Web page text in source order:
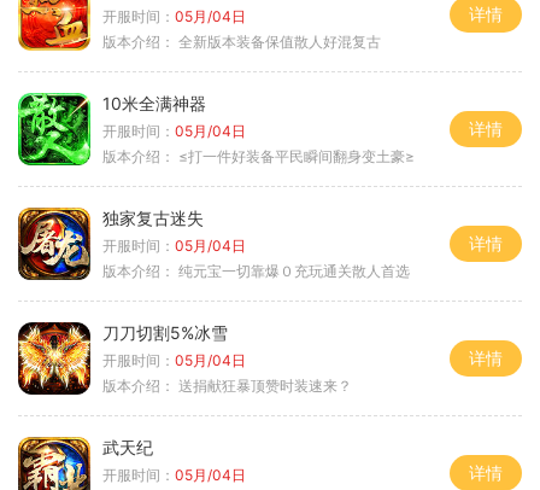
开服时间： 05月/04日
版本介绍： 全新版本装备保值散人好混复古
详情
10米全满神器
开服时间： 05月/04日
版本介绍： ≤打一件好装备平民瞬间翻身变土豪≥
详情
独家复古迷失
开服时间： 05月/04日
版本介绍： 纯元宝一切靠爆０充玩通关散人首选
详情
刀刀切割5%冰雪
开服时间： 05月/04日
版本介绍： 送捐献狂暴顶赞时装速来？
详情
武天纪
开服时间： 05月/04日
详情